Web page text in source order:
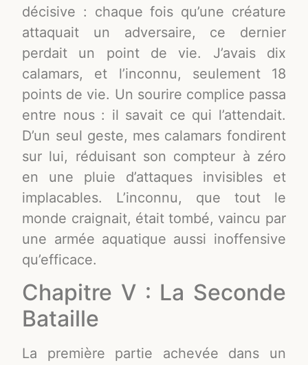
décisive : chaque fois qu’une créature
attaquait un adversaire, ce dernier
perdait un point de vie. J’avais dix
calamars, et l’inconnu, seulement 18
points de vie. Un sourire complice passa
entre nous : il savait ce qui l’attendait.
D’un seul geste, mes calamars fondirent
sur lui, réduisant son compteur à zéro
en une pluie d’attaques invisibles et
implacables. L’inconnu, que tout le
monde craignait, était tombé, vaincu par
une armée aquatique aussi inoffensive
qu’efficace.
Chapitre V : La Seconde
Bataille
La première partie achevée dans un